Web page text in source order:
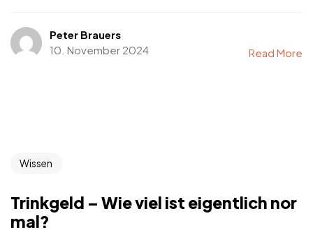
Peter Brauers
10. November 2024
Read More
Wissen
Trinkgeld – Wie viel ist eigentlich nor
mal?